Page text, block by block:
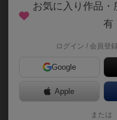
105名 2名 0
自分の恐竜を大陸移動
を広げていき、ゲーム
アごとにマジョリティ得
お気に入り作品・
有
ログイン / 会員登
Google
Apple
または